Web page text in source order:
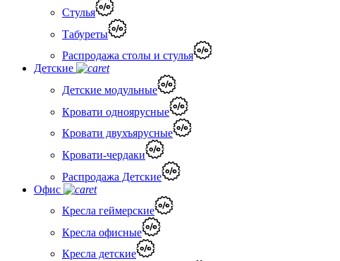
Стулья
Табуреты
Распродажа столы и стулья
Детские
Детские модульные
Кровати одноярусные
Кровати двухъярусные
Кровати-чердаки
Распродажа Детские
Офис
Кресла геймерские
Кресла офисные
Кресла детские